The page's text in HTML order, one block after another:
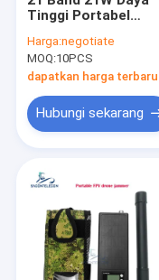
Tinggi Portabel
dengan Radius 30m
untuk Pemblokiran
Frekuensi Global
Harga:negotiate
MOQ:10PCS
dapatkan harga terbaru
Hubungi sekarang